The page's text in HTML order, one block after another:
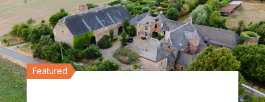
Featured
Featured
Featured